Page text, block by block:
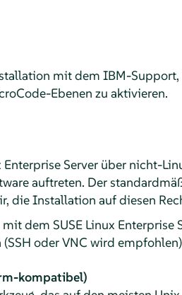
mit dem IBM-Support,
Ebenen zu aktivieren.
Enterprise Serverüber nicht-
auftreten. Der
die Installation auf diesen
mit dem SUSE Linux Enterprise
oder VNC wird
kompatibel)